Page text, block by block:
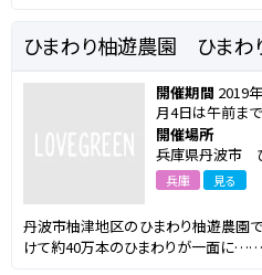
ひまわり柚遊農園 ひまわ
開催期間 2019
月4日は午前ま
開催場所
兵庫県丹波市
兵庫 見る
丹波市柚津地区のひまわり柚遊農園
けて約40万本のひまわりが一面に……